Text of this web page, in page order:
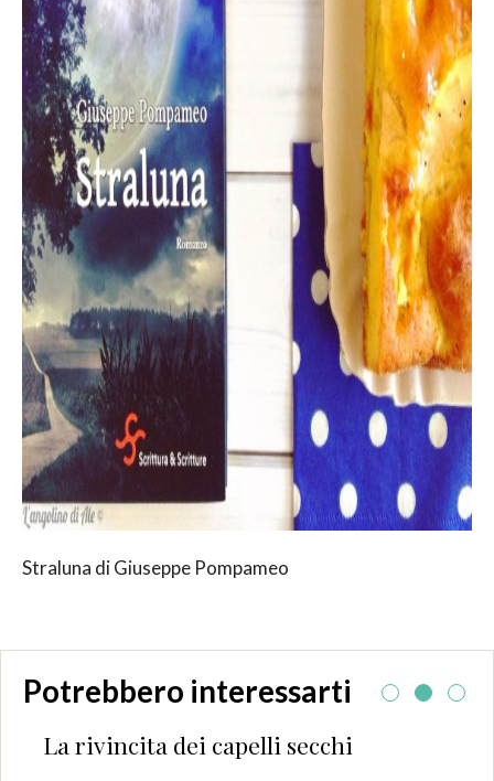
Straluna di Giuseppe Pompameo
Potrebbero interessarti
secchi
Il giallo di Gaslight